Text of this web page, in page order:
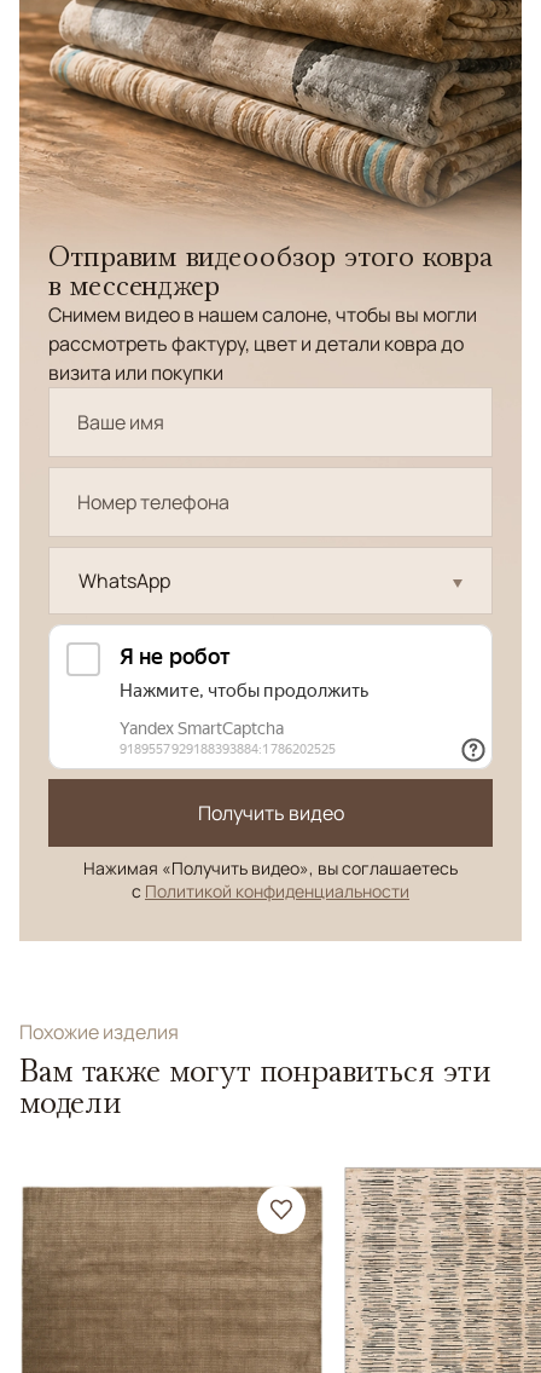
Отправим видеообзор этого ковра
в мессенджер
Снимем видео в нашем салоне, чтобы вы могли
рассмотреть фактуру, цвет и детали ковра до
визита или покупки
WhatsApp
Получить видео
Нажимая «Получить видео», вы соглашаетесь
с Политикой конфиденциальности
Похожие изделия
Вам также могут понравиться эти
модели